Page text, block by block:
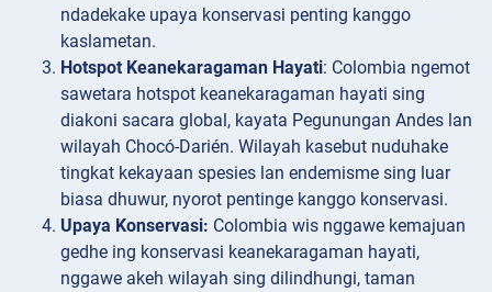
ndadekake upaya konservasi penting kanggo
kaslametan.
Hotspot Keanekaragaman Hayati: Colombia ngemot
sawetara hotspot keanekaragaman hayati sing
diakoni sacara global, kayata Pegunungan Andes lan
wilayah Chocó-Darién. Wilayah kasebut nuduhake
tingkat kekayaan spesies lan endemisme sing luar
biasa dhuwur, nyorot pentinge kanggo konservasi.
Upaya Konservasi: Colombia wis nggawe kemajuan
gedhe ing konservasi keanekaragaman hayati,
nggawe akeh wilayah sing dilindhungi, taman